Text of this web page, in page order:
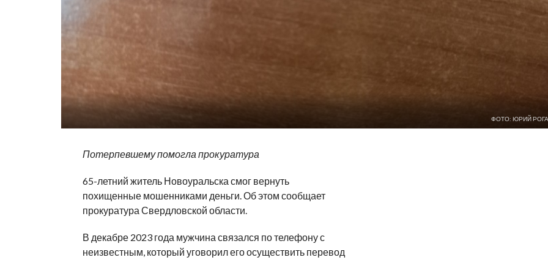
ФОТО: ЮРИЙ
Потерпевшему помогла прокуратура
65-летний житель Новоуральска смог вернуть
похищенные мошенниками деньги. Об этом сообщает
прокуратура Свердловской области.
В декабре 2023 года мужчина связался по телефону с
неизвестным, который уговорил его осуществить перевод